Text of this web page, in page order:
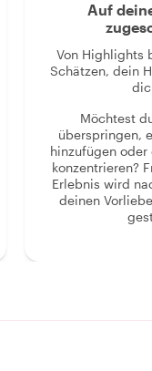
Auf
Von Highlights
Schätzen, dein
Möchtest
überspringen,
hinzufügen
konzentrieren?
Erlebnis wird
deinen